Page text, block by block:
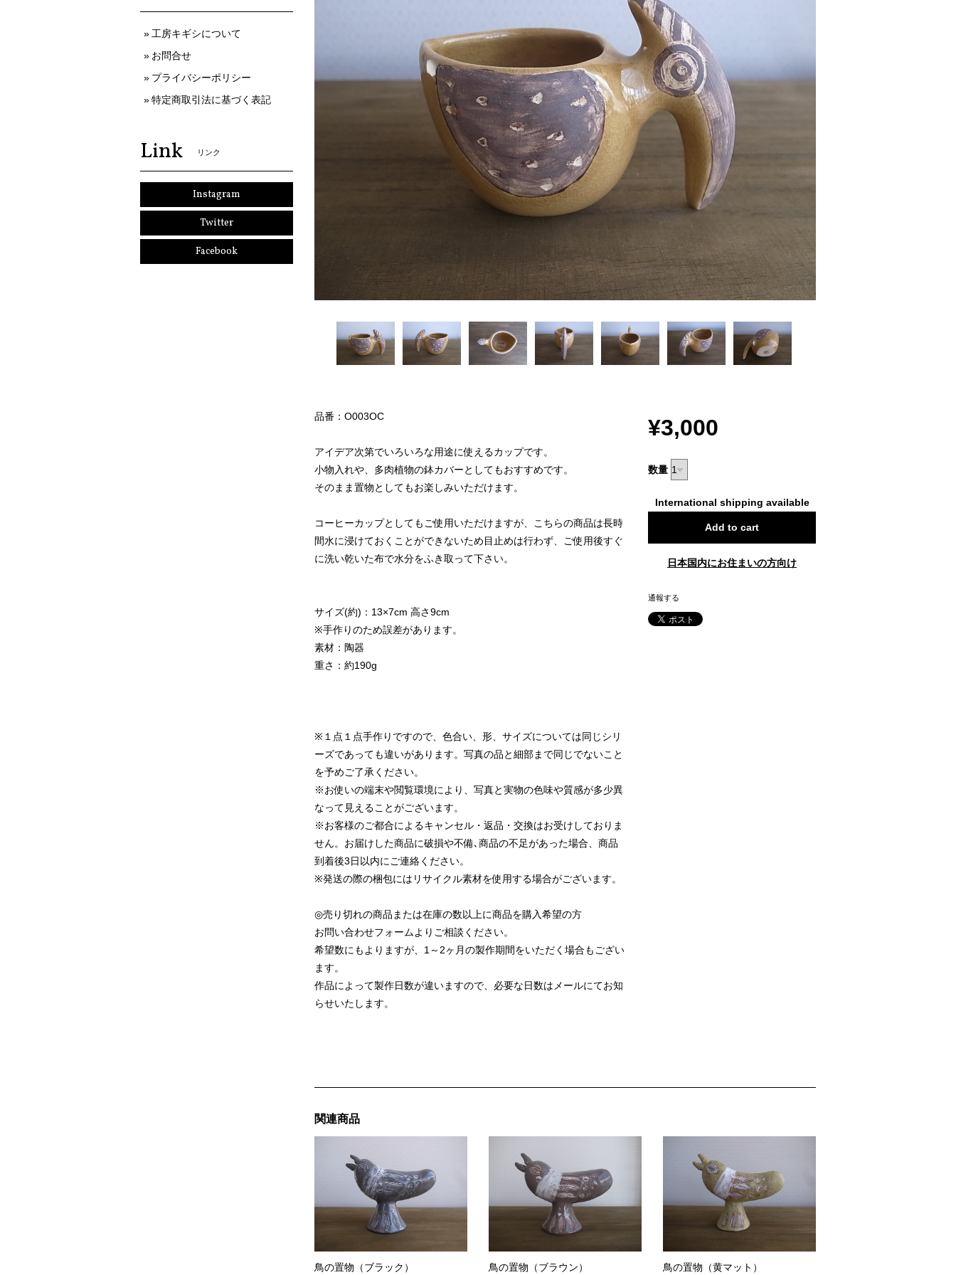
品番：O003OC
アイデア次第でいろいろな用途に使えるカップです。
小物入れや、多肉植物の鉢カバーとしてもおすすめです。
そのまま置物としてもお楽しみいただけます。
コーヒーカップとしてもご使用いただけますが、こちらの商品は長時
間水に浸けておくことができないため目止めは行わず、ご使用後すぐ
に洗い乾いた布で水分をふき取って下さい。
サイズ(約)：13×7cm 高さ9cm
※手作りのため誤差があります。
素材：陶器
重さ：約190g
※１点１点手作りですので、色合い、形、サイズについては同じシリ
ーズであっても違いがあります。写真の品と細部まで同じでないこと
を予めご了承ください。
※お使いの端末や閲覧環境により、写真と実物の色味や質感が多少異
なって見えることがございます。
※お客様のご都合によるキャンセル・返品・交換はお受けしておりま
せん。お届けした商品に破損や不備､商品の不足があった場合、商品
到着後3日以内にご連絡ください。
※発送の際の梱包にはリサイクル素材を使用する場合がございます。
◎売り切れの商品または在庫の数以上に商品を購入希望の方
お問い合わせフォームよりご相談ください。
希望数にもよりますが、1～2ヶ月の製作期間をいただく場合もござい
ます。
作品によって製作日数が違いますので、必要な日数はメールにてお知
らせいたします。
¥3,000
数量
International shipping available
Add to cart
日本国内にお住まいの方向け
通報する
関連商品
鳥の置物（ブラック） 鳥の置物（ブラウン） 鳥の置物（黄マット）
工房キギシについて
お問合せ
プライバシーポリシー
特定商取引法に基づく表記
Link リンク
Instagram
Twitter
Facebook